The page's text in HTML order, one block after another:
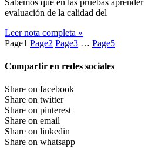
evaluación de la calidad del
Leer nota completa »
Page1 Page2 Page3 … Page5
Compartir en redes sociales
Share on facebook
Share on twitter
Share on pinterest
Share on email
Share on linkedin
Share on whatsapp